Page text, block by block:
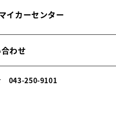
イカーセンター
わせ
043-250-9101